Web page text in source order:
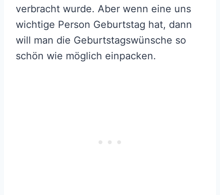
verbracht wurde. Aber wenn eine uns
wichtige Person Geburtstag hat, dann
will man die Geburtstagswünsche so
schön wie möglich einpacken.